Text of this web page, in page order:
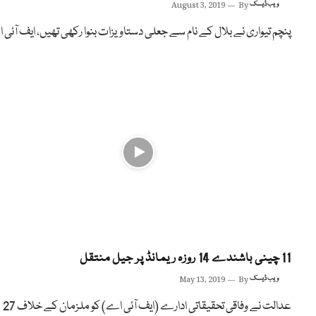
August 3, 2019 Byویب ڈیسک
پنچم تیواری نے بلال کے نام سے جعلی دستاویزات بنوا رکھی تھیں، ایف
11 چینی باشندے 14 روزہ ریمانڈ پر جیل منتقل
May 13, 2019 Byویب ڈیسک
عدالت نے وفاقی تحقیقاتی ادارے (ایف آئی اے) کو ملزمان کے خلاف 27